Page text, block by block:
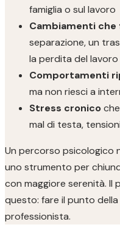
famiglia o sul lavoro
Cambiamenti
separazione, un
la perdita del lavoro
Comportamenti
ma non riesci a
Stress cronico
mal di testa,
Un percorso psicologico
uno strumento per
con maggiore serenità. Il
questo: fare il punto
professionista.